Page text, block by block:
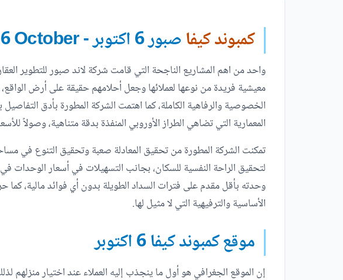
كمبوند كيفاصبور 6 اكتوبر - Keeva Sabbour 6 October
واحد من اهم المشاريع الناجحة التي قامت شركة لاند صبور للتطوير
معيشية فريدة من نوعها لعملائها وجعل أحلامهم حقيقة على أرض
الخصوصية والرفاهية الكاملة، كما اهتمت الشركة المطورة بأدق
المعمارية التي تضاهي الطراز الأوروبي المنفذة بدقة متناهية، وصولاً
تمكنت الشركة المطورة من تحقيق المعادلة صعبة وتحقيق التنوع في
وحدته بأقل مقدم على فترات السداد الطويلة بدون أي فوائد مالية،
الأساسية والترفيهية التي لا مثيل لها.
موقع كمبوند كيفا 6 اكتوبر